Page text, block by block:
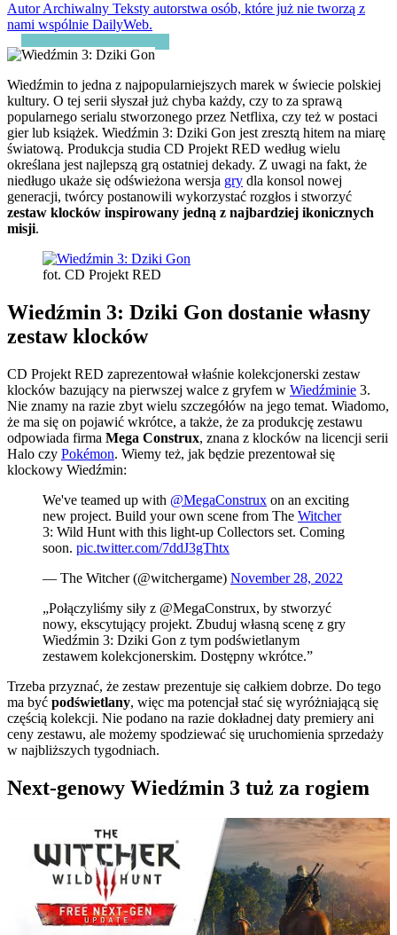
Autor Archiwalny Teksty autorstwa osób, które już nie tworzą z
nami wspólnie DailyWeb.
Wiedźmin to jedna z najpopularniejszych marek w świecie polskiej
kultury. O tej serii słyszał już chyba każdy, czy to za sprawą
popularnego serialu stworzonego przez Netflixa, czy też w postaci
gier lub książek. Wiedźmin 3: Dziki Gon jest zresztą hitem na miarę
światową. Produkcja studia CD Projekt RED według wielu
określana jest najlepszą grą ostatniej dekady. Z uwagi na fakt, że
niedługo ukaże się odświeżona wersja gry dla konsol nowej
generacji, twórcy postanowili wykorzystać rozgłos i stworzyć
zestaw klocków inspirowany jedną z najbardziej ikonicznych
misji.
fot. CD Projekt RED
Wiedźmin 3: Dziki Gon dostanie własny
zestaw klocków
CD Projekt RED zaprezentował właśnie kolekcjonerski zestaw
klocków bazujący na pierwszej walce z gryfem w Wiedźminie 3.
Nie znamy na razie zbyt wielu szczegółów na jego temat. Wiadomo,
że ma się on pojawić wkrótce, a także, że za produkcję zestawu
odpowiada firma Mega Construx, znana z klocków na licencji serii
Halo czy Pokémon. Wiemy też, jak będzie prezentował się
klockowy Wiedźmin:
We've teamed up with @MegaConstrux on an exciting
new project. Build your own scene from The Witcher
3: Wild Hunt with this light-up Collectors set. Coming
soon. pic.twitter.com/7ddJ3gThtx
— The Witcher (@witchergame) November 28, 2022
„Połączyliśmy siły z @MegaConstrux, by stworzyć
nowy, ekscytujący projekt. Zbuduj własną scenę z gry
Wiedźmin 3: Dziki Gon z tym podświetlanym
zestawem kolekcjonerskim. Dostępny wkrótce.”
Trzeba przyznać, że zestaw prezentuje się całkiem dobrze. Do tego
ma być podświetlany, więc ma potencjał stać się wyróżniającą się
częścią kolekcji. Nie podano na razie dokładnej daty premiery ani
ceny zestawu, ale możemy spodziewać się uruchomienia sprzedaży
w najbliższych tygodniach.
Next-genowy Wiedźmin 3 tuż za rogiem